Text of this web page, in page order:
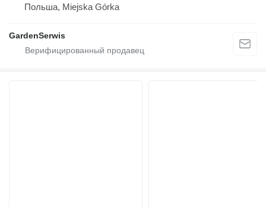
Польша, Miejska Górka
GardenSerwis